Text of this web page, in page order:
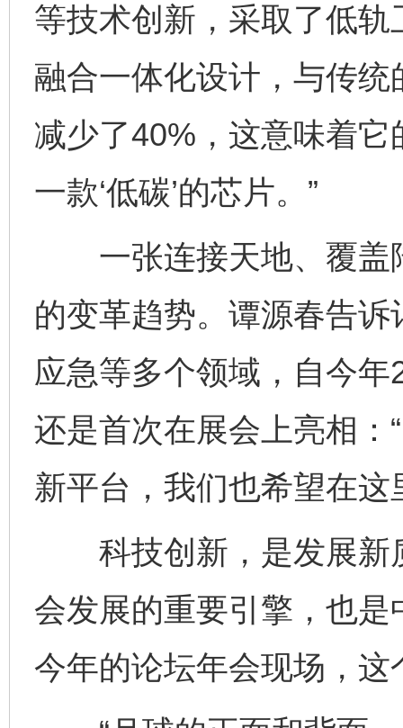
等技术创新，采取了低
融合一体化设计，与传
减少了40%，这意味着
一款‘低碳’的芯片。”
一张连接天地、覆盖
的变革趋势。谭源春告
应急等多个领域，自今
还是首次在展会上亮相：
新平台，我们也希望在
科技创新，是发展新
会发展的重要引擎，也
今年的论坛年会现场，